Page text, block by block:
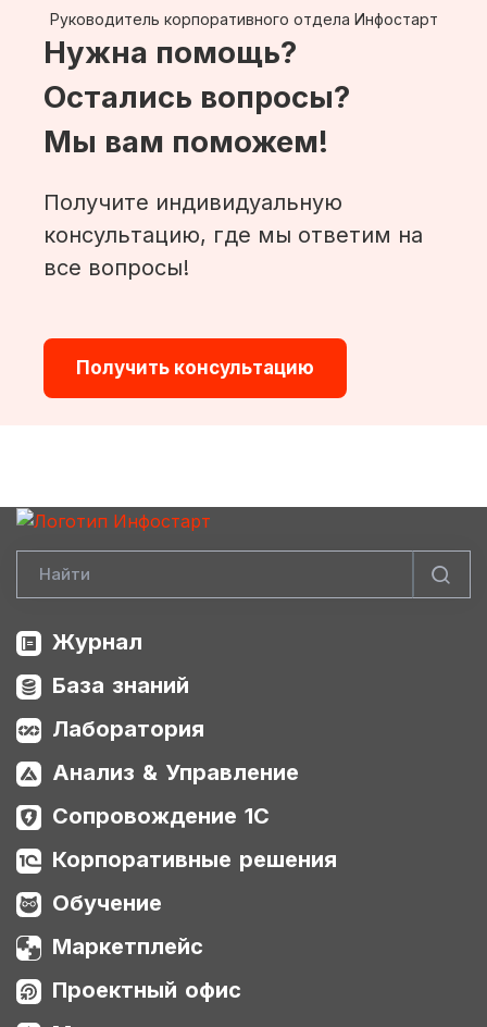
Руководитель корпоративного отдела Инфостарт
Нужна помощь?
Остались вопросы?
Мы вам поможем!
Получите индивидуальную
консультацию, где мы ответим на
все вопросы!
Получить консультацию
Журнал
База знаний
Лаборатория
Анализ & Управление
Сопровождение 1С
Корпоративные решения
Обучение
Маркетплейс
Проектный офис